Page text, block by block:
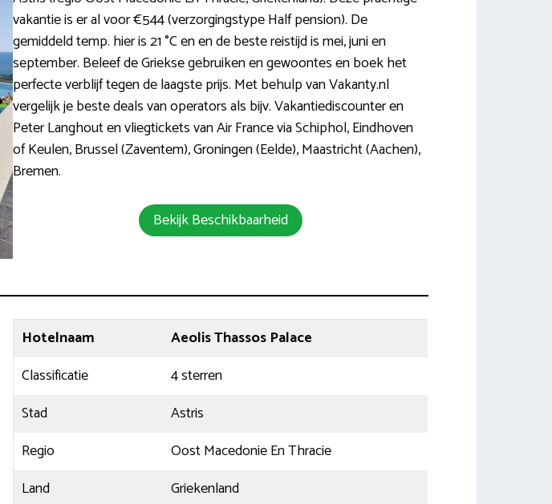
vakantie is er al voor €544 (verzorgingstype Half pension). De
gemiddeld temp. hier is 21 °C en en de beste reistijd is mei, juni en
september. Beleef de Griekse gebruiken en gewoontes en boek het
perfecte verblijf tegen de laagste prijs. Met behulp van Vakanty.nl
vergelijk je beste deals van operators als bijv. Vakantiediscounter en
Peter Langhout en vliegtickets van Air France via Schiphol, Eindhoven
of Keulen, Brussel (Zaventem), Groningen (Eelde), Maastricht (Aachen),
Bremen.
Bekijk Beschikbaarheid
Hotelnaam
Aeolis Thassos Palace
Classificatie
4 sterren
Stad
Astris
Regio
Oost Macedonie En Thracie
Land
Griekenland